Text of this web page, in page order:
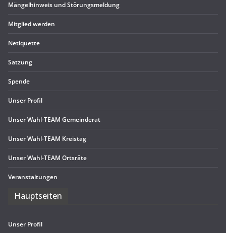
Män­gel­hin­weis und Störungsmeldung
Mit­glied werden
Neti­quette
Sat­zung
Spende
Unser Pro­fil
Unser Wahl-TEAM Gemeinderat
Unser Wahl-TEAM Kreistag
Unser Wahl-TEAM Ortsräte
Ver­an­stal­tun­gen
Haupt­sei­ten
Unser Pro­fil